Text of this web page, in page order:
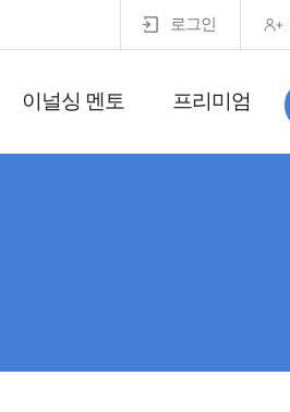
로그인
이널싱 멘토 프리미엄